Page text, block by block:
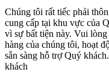
Chúng tôi rất tiếc phải
cung cấp tại khu vực của
vì sự bất tiện này. Vui
hàng của chúng tôi, hoạt
sẵn sàng hỗ trợ Quý
khách